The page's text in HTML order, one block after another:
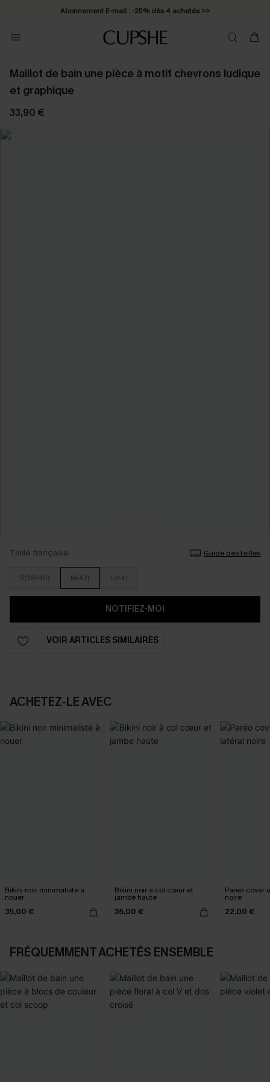
Abonnement E-mail : -25% dès 4 achetés >>
Maillot de bain une pièce à motif chevrons ludique
et graphique
33,90 €
Taille française Guide des tailles
S(38/40) M(42) L(44)
NOTIFIEZ-MOI
VOIR ARTICLES SIMILAIRES
ACHETEZ‑LE AVEC
Bikini noir minimaliste à
nouer
35,00 €
Bikini noir à col cœur et
jambe haute
35,00 €
Paréo cover
noire
22,00 €
FRÉQUEMMENT ACHETÉS ENSEMBLE